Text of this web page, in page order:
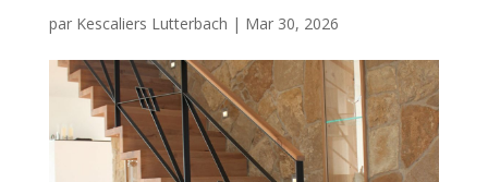
par Kescaliers Lutterbach | Mar 30, 2026